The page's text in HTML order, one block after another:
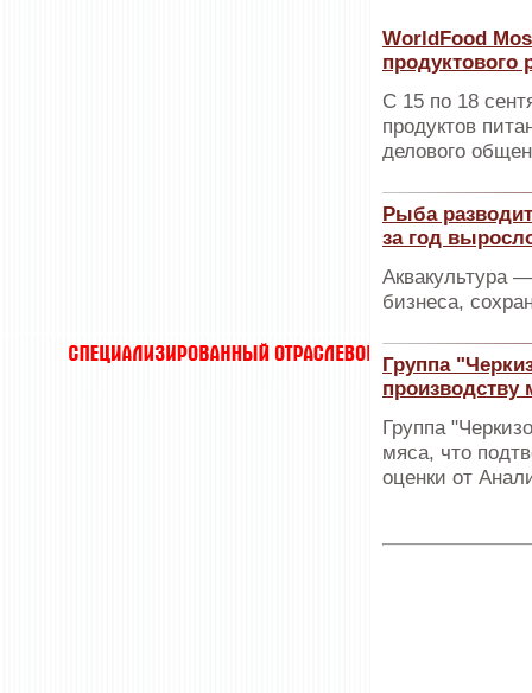
WorldFood
продуктового
С 15 по 18
продуктов
делового
Рыба
за год
Аквакультура
бизнеса,
Группа
производству
Группа
мяса, что
оценки от